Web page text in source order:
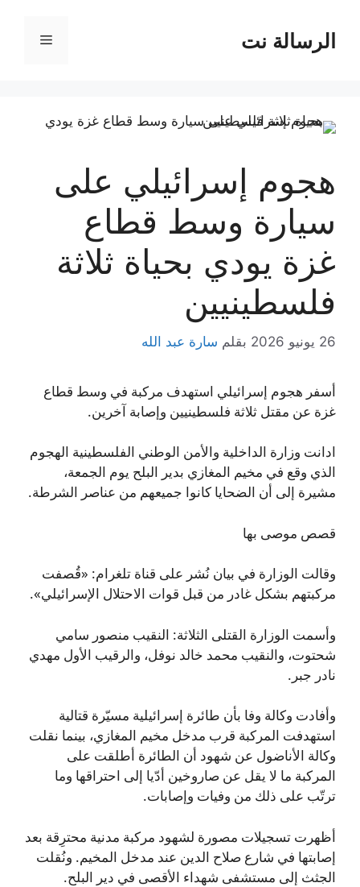
المحتوىالرسالة نت القائمة
هجوم إسرائيلي على
سيارة وسط قطاع
غزة يودي بحياة ثلاثة
فلسطينيين
26 يونيو 2026 بقلم سارة عبد الله
أسفر هجوم إسرائيلي استهدف مركبة في وسط قطاع
غزة عن مقتل ثلاثة فلسطينيين وإصابة آخرين.
ادانت وزارة الداخلية والأمن الوطني الفلسطينية الهجوم
الذي وقع في مخيم المغازي بدير البلح يوم الجمعة،
مشيرة إلى أن الضحايا كانوا جميعهم من عناصر الشرطة.
قصص موصى بها
وقالت الوزارة في بيان نُشر على قناة تلغرام: «قُصفت
مركبتهم بشكل غادر من قبل قوات الاحتلال الإسرائيلي».
وأسمت الوزارة القتلى الثلاثة: النقيب منصور سامي
شحتوت، والنقيب محمد خالد نوفل، والرقيب الأول مهدي
نادر جبر.
وأفادت وكالة وفا بأن طائرة إسرائيلية مسيّرة قتالية
استهدفت المركبة قرب مدخل مخيم المغازي، بينما نقلت
وكالة الأناضول عن شهود أن الطائرة أطلقت على
المركبة ما لا يقل عن صاروخين أدّيا إلى احتراقها وما
ترتّب على ذلك من وفيات وإصابات.
أظهرت تسجيلات مصورة لشهود مركبة مدنية محترِقة بعد
إصابتها في شارع صلاح الدين عند مدخل المخيم. ونُقلت
الجثث إلى مستشفى شهداء الأقصى في دير البلح.